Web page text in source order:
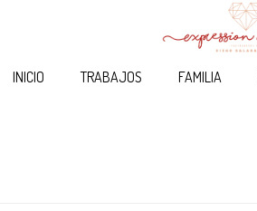
INICIO TRABAJOS FAMILIA